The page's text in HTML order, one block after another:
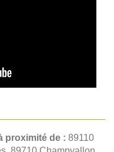
proximité de : 89110